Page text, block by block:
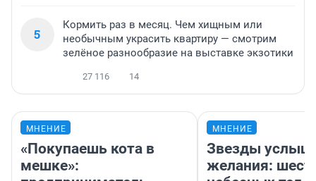
5
Кормить раз в месяц. Чем хищным или
необычным украсить квартиру — смотрим
зелёное разнообразие на выставке экзотики
27 116 14
МНЕНИЕ
«Покупаешь кота в
мешке»:
МНЕНИЕ
Звезды
желания: